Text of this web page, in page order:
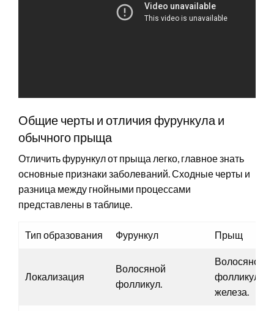
Общие черты и отличия фурункула и
обычного прыща
Отличить фурункул от прыща легко, главное знать
основные признаки заболеваний. Сходные черты и
разница между гнойными процессами
представлены в таблице.
Тип образования Фурункул Прыщ
Локализация
Волосяной
фолликул.
Волосяной
фолликул,
железа.